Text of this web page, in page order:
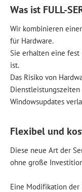
Was ist FULL-
Wir kombinieren
für Hardware.
Sie erhalten eine fest
ist.
Das Risiko von
Windowsupdates
Flexibel und
Diese neue Art der
ohne große
Eine Modifikation